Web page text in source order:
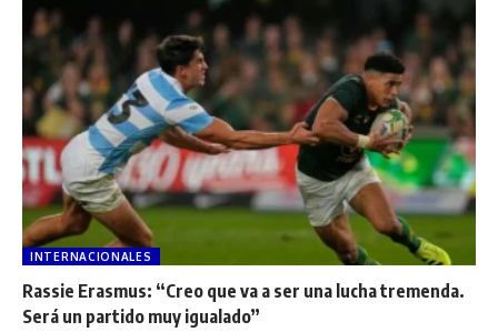
INTERNACIONALES
Rassie Erasmus: “Creo que va a ser una lucha tremenda.
Será un partido muy igualado”